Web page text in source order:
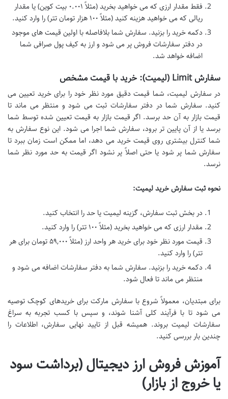
فقط مقدار ارزی که می خواهید بخرید (مثلاً ۰.۰۰۱ بیت کوین) یا مقدار
ریالی که می خواهید هزینه کنید (مثلاً ۱۰۰ هزار تومان تتر) را وارد کنید.
دکمه خرید را بزنید. سفارش شما بلافاصله با اولین قیمت های موجود
در دفتر سفارشات فروش پر می شود و ارز به کیف پول صرافی شما
اضافه خواهد شد.
سفارش Limit (لیمیت): خرید با قیمت مشخص
در سفارش لیمیت، شما قیمت دقیق مورد نظر خود را برای خرید تعیین می
کنید. سفارش شما در دفتر سفارشات ثبت می شود و منتظر می ماند تا
قیمت بازار به آن حد برسد. اگر قیمت بازار به قیمت تعیین شده توسط شما
برسد یا از آن پایین تر برود، سفارش شما اجرا می شود. این نوع سفارش به
شما کنترل بیشتری روی قیمت خرید می دهد، اما ممکن است زمان ببرد تا
سفارش شما پر شود یا حتی اصلاً پر نشود اگر قیمت به حد مورد نظر شما
نرسد.
نحوه ثبت سفارش خرید لیمیت:
در بخش ثبت سفارش، گزینه لیمیت یا حد را انتخاب کنید.
مقدار ارزی که می خواهید بخرید (مثلاً ۱۰۰ تتر) را وارد کنید.
قیمت مورد نظر خود برای خرید هر واحد ارز (مثلاً ۵۹,۰۰۰ تومان برای هر
تتر) را وارد کنید.
دکمه خرید را بزنید. سفارش شما به دفتر سفارشات اضافه می شود و
منتظر می ماند تا فعال شود.
برای مبتدیان، معمولاً شروع با سفارش مارکت برای خریدهای کوچک توصیه
می شود تا با فرآیند کلی آشنا شوند، و سپس با کسب تجربه به سراغ
سفارشات لیمیت بروند. همیشه قبل از تایید نهایی سفارش، اطلاعات را
چندین بار بررسی کنید.
آموزش فروش ارز دیجیتال (برداشت سود
یا خروج از بازار)